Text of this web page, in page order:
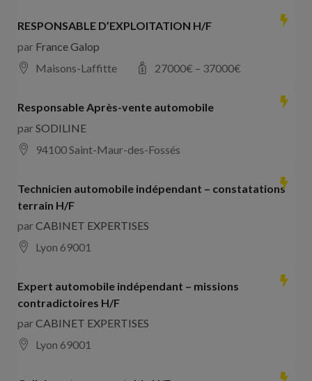
RESPONSABLE D’EXPLOITATION H/F
par France Galop
Maisons-Laffitte
27000€ – 37000€
Responsable Après-vente automobile
parSODILINE
94100 Saint-Maur-des-Fossés
Technicien automobile indépendant – constatations
terrain H/F
parCABINET EXPERTISES
Lyon 69001
Expert automobile indépendant – missions
contradictoires H/F
parCABINET EXPERTISES
Lyon 69001